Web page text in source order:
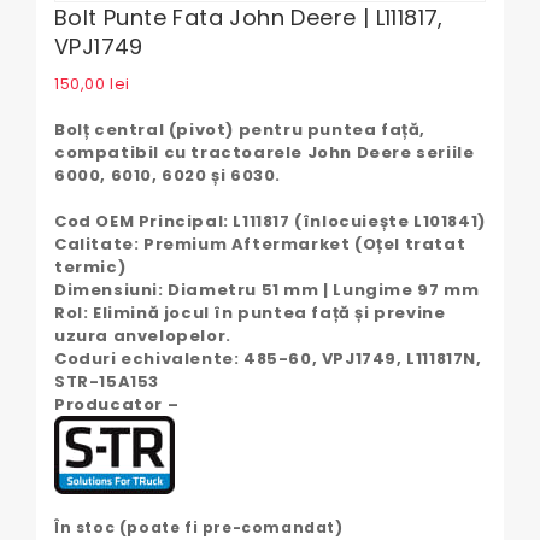
Bolt Punte Fata John Deere | L111817,
VPJ1749
150,00lei
Bolț central (pivot) pentru puntea față,
compatibil cu tractoarele John Deere seriile
6000, 6010, 6020 și 6030.
Cod OEM Principal: L111817 (înlocuiește L101841)
Calitate: Premium Aftermarket (Oțel tratat
termic)
Dimensiuni: Diametru 51 mm | Lungime 97 mm
Rol: Elimină jocul în puntea față și previne
uzura anvelopelor.
Coduri echivalente: 485-60, VPJ1749, L111817N,
STR-15A153
Producator –
În stoc (poate fi pre-comandat)